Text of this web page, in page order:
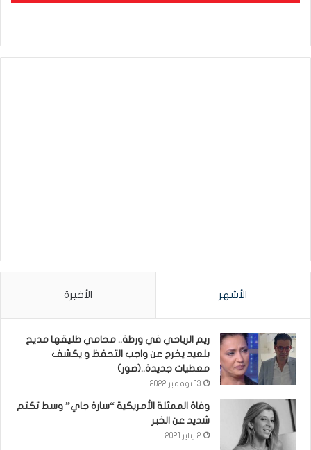
الأشهر الأخيرة
ريم الرياحي في ورطة.. محامي طليقها مديح
بلعيد يخرج عن واجب التحفظ و يكشف
معطيات جديدة..(صور)
13 نوفمبر 2022
وفاة الممثلة الأمريكية “سارة جاي” وسط تكتم
شديد عن الخبر
2 يناير 2021